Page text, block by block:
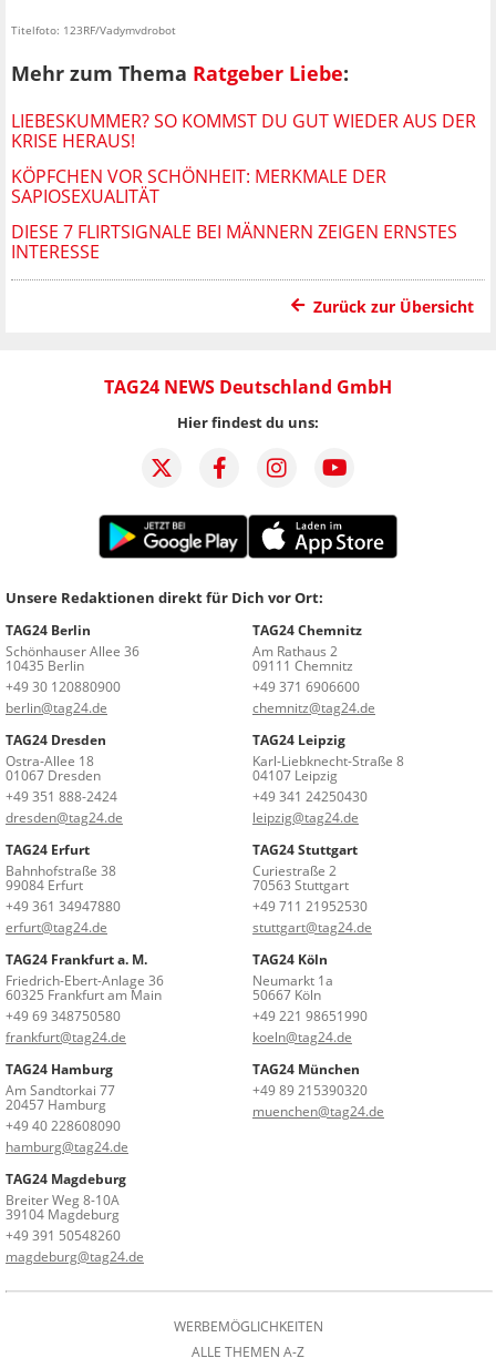
Titelfoto: 123RF/Vadymvdrobot
Mehr zum Thema Ratgeber Liebe:
LIEBESKUMMER? SO KOMMST DU GUT WIEDER AUS DER
KRISE HERAUS!
KÖPFCHEN VOR SCHÖNHEIT: MERKMALE DER
SAPIOSEXUALITÄT
DIESE 7 FLIRTSIGNALE BEI MÄNNERN ZEIGEN ERNSTES
INTERESSE
Zurück zur Übersicht
TAG24 NEWS Deutschland GmbH
Hier findest du uns:
Unsere Redaktionen direkt für Dich vor Ort:
TAG24 Berlin
Schönhauser Allee 36
10435 Berlin
+49 30 120880900
berlin@tag24.de
TAG24 Chemnitz
Am Rathaus 2
09111 Chemnitz
+49 371 6906600
chemnitz@tag24.de
TAG24 Dresden
Ostra-Allee 18
01067 Dresden
+49 351 888-2424
dresden@tag24.de
TAG24 Leipzig
Karl-Liebknecht-Straße 8
04107 Leipzig
+49 341 24250430
leipzig@tag24.de
TAG24 Erfurt
Bahnhofstraße 38
99084 Erfurt
+49 361 34947880
erfurt@tag24.de
TAG24 Stuttgart
Curiestraße 2
70563 Stuttgart
+49 711 21952530
stuttgart@tag24.de
TAG24 Frankfurt a. M.
Friedrich-Ebert-Anlage 36
60325 Frankfurt am Main
+49 69 348750580
frankfurt@tag24.de
TAG24 Köln
Neumarkt 1a
50667 Köln
+49 221 98651990
koeln@tag24.de
TAG24 Hamburg
Am Sandtorkai 77
20457 Hamburg
+49 40 228608090
hamburg@tag24.de
TAG24 München
+49 89 215390320
muenchen@tag24.de
TAG24 Magdeburg
Breiter Weg 8-10A
39104 Magdeburg
+49 391 50548260
magdeburg@tag24.de
WERBEMÖGLICHKEITEN
ALLE THEMEN A-Z